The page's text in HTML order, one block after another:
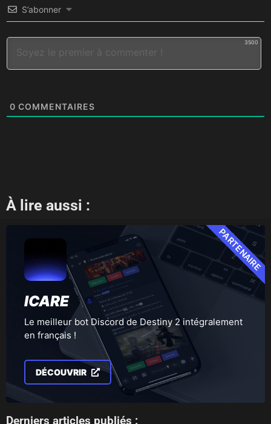
S’abonner
3500
0 COMMENTAIRES
À lire aussi :
ICARE
Le meilleur bot Discord de Destiny 2 intégralement
en français !
DÉCOUVRIR
PARTENAIRE
Derniers articles publiés :